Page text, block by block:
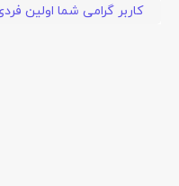
کاربر گرامی شما اولین